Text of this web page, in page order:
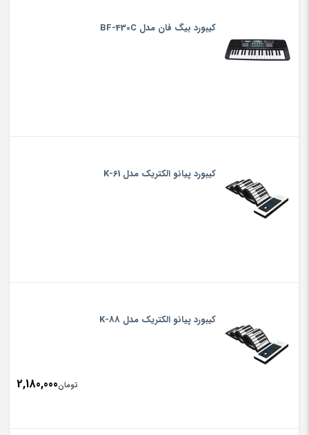
کیبورد بیگ فان مدل BF-430C
کیبورد پیانو الکتریک مدل K-61
کیبورد پیانو الکتریک مدل K-88
تومان2,180,000